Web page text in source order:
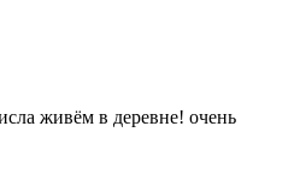
живём в деревне! очень